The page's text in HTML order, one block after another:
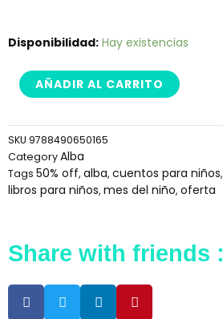
Disponibilidad: Hay existencias
Rolf
Flor
en
círculo
polar
cantidad
AÑADIR AL CARRITO
SKU 9788490650165
CategoryAlba
Tags 50% off, alba, cuentos para niños,
libros para niños, mes del niño, oferta
Share with friends :